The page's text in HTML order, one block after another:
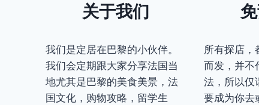
关于我们
我们是定居在巴黎的小伙伴。
我们会定期跟大家分享法国当
地尤其是巴黎的美食美景，法
国文化，购物攻略，留学生
所有探店，
而发，并不
法，所以仅
要成为你去